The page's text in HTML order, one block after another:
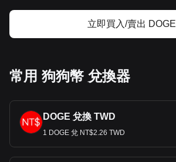
立即買入/賣出 DOGE
常用 狗狗幣 兌換器
DOGE 兌換 TWD
1 DOGE 兌 NT$2.26 TWD